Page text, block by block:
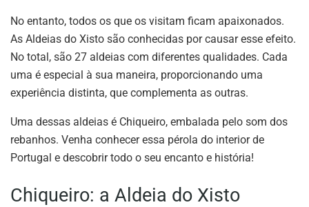
No entanto, todos os que os visitam ficam apaixonados.
As Aldeias do Xisto são conhecidas por causar esse efeito.
No total, são 27 aldeias com diferentes qualidades. Cada
uma é especial à sua maneira, proporcionando uma
experiência distinta, que complementa as outras.
Uma dessas aldeias é Chiqueiro, embalada pelo som dos
rebanhos. Venha conhecer essa pérola do interior de
Portugal e descobrir todo o seu encanto e história!
Chiqueiro: a Aldeia do Xisto